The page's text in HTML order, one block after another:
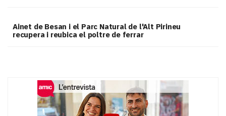
Ainet de Besan i el Parc Natural de l'Alt Pirineu
recupera i reubica el poltre de ferrar